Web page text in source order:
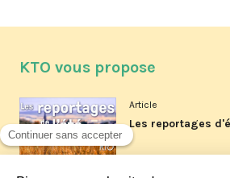
KTO vous propose
Article
Les reportages